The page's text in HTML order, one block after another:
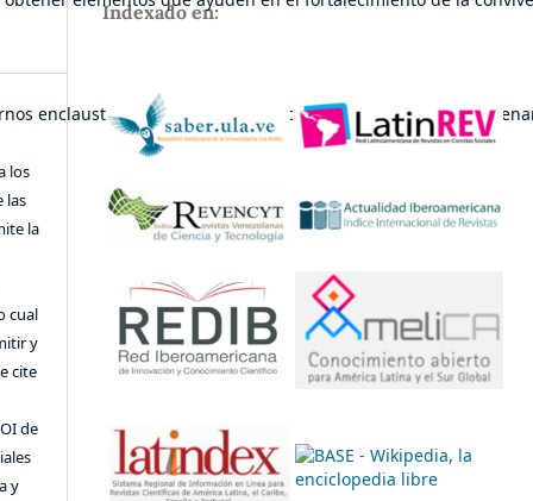
enclaustrados, sino que por el contrario migro a otros
los
las
la
cual
y
cite
de
y
Indexado en: